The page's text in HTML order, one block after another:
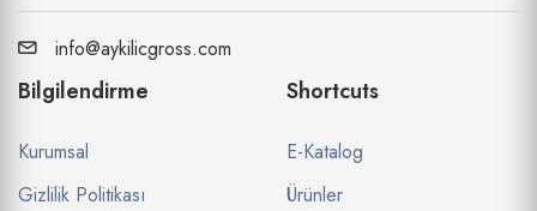
info@aykilicgross.com
Bilgilendirme
Kurumsal
Gizlilik Politikası
Shortcuts
E-Katalog
Ürünler